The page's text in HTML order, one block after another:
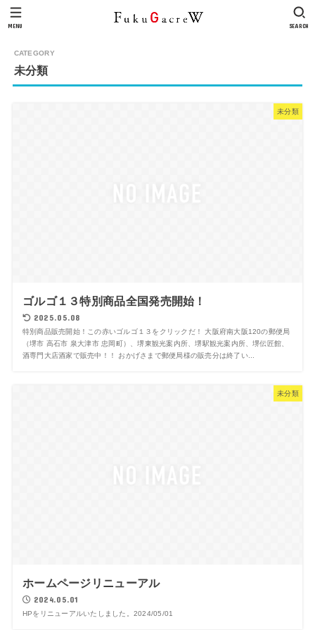
SEARCH
MENU
未分類
未分類
ゴルゴ１３特別商品全国発売開始！
2025.05.08
特別商品販売開始！この赤いゴルゴ１３をクリックだ！ 大阪府南大阪120の郵便局
（堺市 高石市 泉大津市 忠岡町）、堺東観光案内所、堺駅観光案内所、堺伝匠館、
酒専門大店酒家で販売中！！ おかげさまで郵便局様の販売分は終了い...
未分類
ホームページリニューアル
2024.05.01
HPをリニューアルいたしました。2024/05/01